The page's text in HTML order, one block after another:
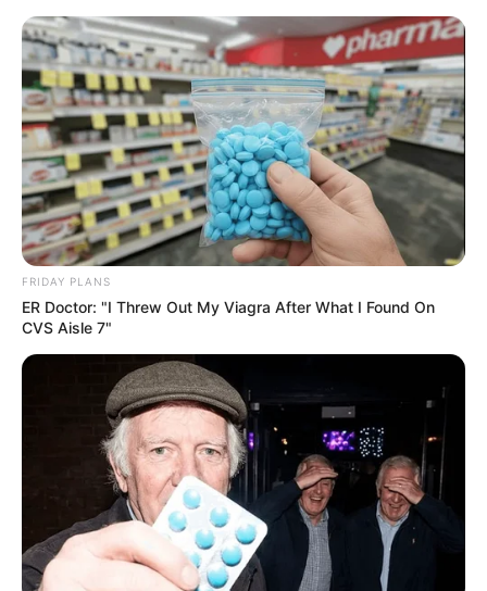
FRIDAY PLANS
ER Doctor: "I Threw Out My Viagra After What I Found On
CVS Aisle 7"